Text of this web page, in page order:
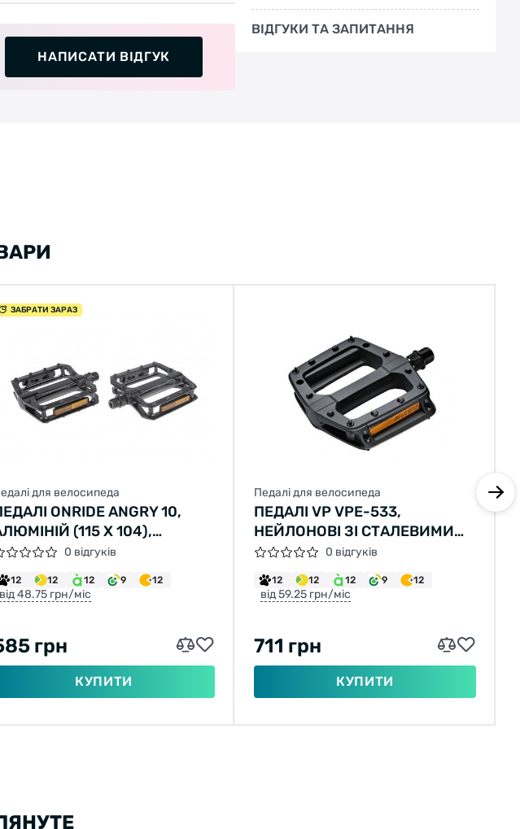
НАПИСАТИ ВІДГУК
ВІДГУКИ ТА ЗАПИТАННЯ
ЗАБРАТИ ЗАРАЗ
для велосипеда
ONRIDE ANGRY 10,
(115 X 104),
ЧОРНИЙ (POLYBAG)
0 відгуків
12 12 12 9 12
від 48.75 грн/міс
грн
КУПИТИ
Педалі для велосипеда
ПЕДАЛІ VP VPE-533,
НЕЙЛОНОВІ ЗІ СТАЛЕВИМИ
ШИПАМИ, ПІДШИПНИК
КОВЗАННЯ EPB SYSTEM, (112,5
X115,5 ММ)
0 відгуків
12 12 12 9 12
від 59.25 грн/міс
711 грн
КУПИТИ